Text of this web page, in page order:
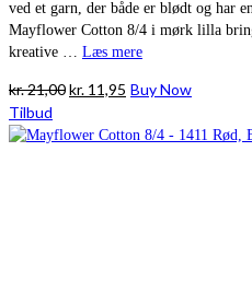
ved et garn, der både er blødt og har
Mayflower Cotton 8/4 i mørk lilla
kreative … Læs mere
kr.21,00Den
pris
kr. 11,95 Den
pris
Buy Now
Tilbud